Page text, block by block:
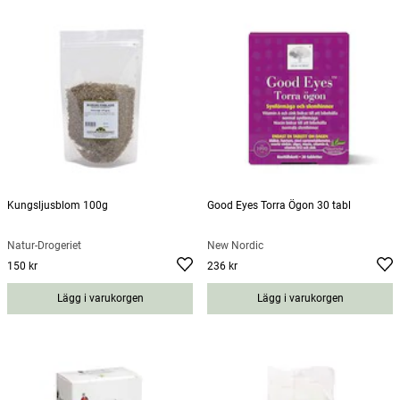
Kungsljusblom 100g
Natur-Drogeriet
Pris:
150 kr
Lägg i varukorgen
Good Eyes Torra Ögon 30 tabl
New Nordic
Pris:
236 kr
Lägg i varukorgen